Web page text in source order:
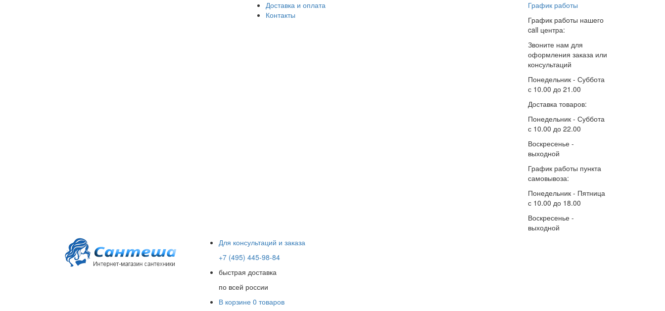
Доставка и оплата
Контакты
График работы
График работы нашего
call центра:
Звоните нам для
оформления заказа или
консультаций
Понедельник - Суббота
с 10.00 до 21.00
Доставка товаров:
Понедельник - Суббота
с 10.00 до 22.00
Воскресенье -
выходной
График работы пункта
самовывоза:
Понедельник - Пятница
с 10.00 до 18.00
Воскресенье -
выходной
Для консультаций и заказа
+7 (495) 445-98-84
быстрая доставка
по всей россии
В корзине 0 товаров